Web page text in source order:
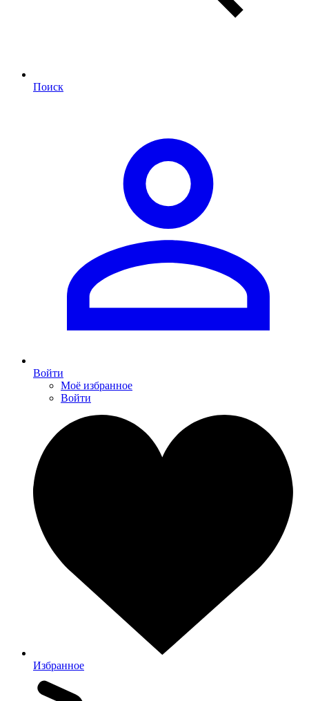
Поиск
Войти
Моё избранное
Войти
Избранное